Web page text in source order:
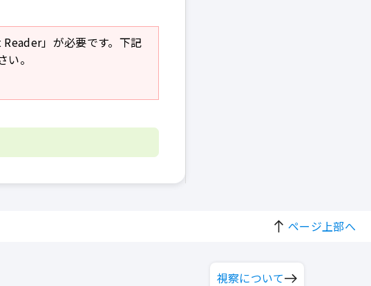
」が必要です。下記
。
ページ上部へ
視察について